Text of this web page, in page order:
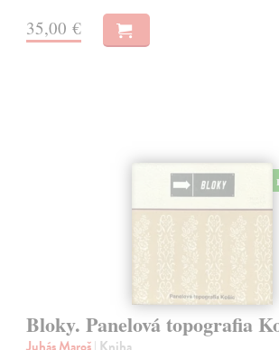
35,00 €
Bloky. Panelová topografia